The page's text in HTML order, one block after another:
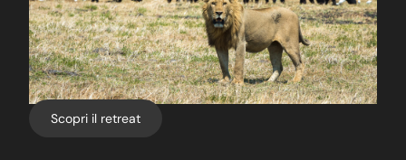
Scopri il retreat